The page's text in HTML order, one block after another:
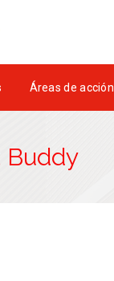
Áreas de acción
Buddy